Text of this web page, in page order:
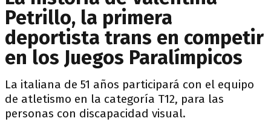
Petrillo, la primera
deportista trans en competir
en los Juegos Paralímpicos
La italiana de 51 años participará con el equipo
de atletismo en la categoría T12, para las
personas con discapacidad visual.